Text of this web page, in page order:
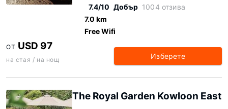
7.4/10 Добър 1004 отзива
7.0 km
Free Wifi
ОТ USD 97
на стая / на нощ Изберете
The Royal Garden Kowloon East